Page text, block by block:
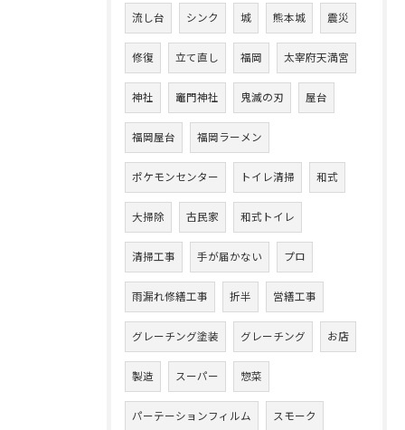
流し台 シンク 城 熊本城 震災
修復 立て直し 福岡 太宰府天満宮
神社 竈門神社 鬼滅の刃 屋台
福岡屋台 福岡ラーメン
ポケモンセンター トイレ清掃 和式
大掃除 古民家 和式トイレ
清掃工事 手が届かない プロ
雨漏れ修繕工事 折半 営繕工事
グレーチング塗装 グレーチング お店
製造 スーパー 惣菜
パーテーションフィルム スモーク